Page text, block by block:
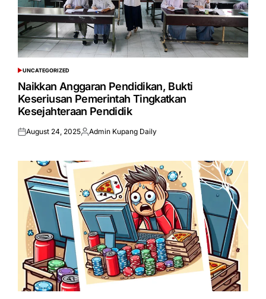
POSTED
IN
UNCATEGORIZED
Naikkan Anggaran Pendidikan, Bukti
Keseriusan Pemerintah Tingkatkan
Kesejahteraan Pendidik
Posted
August 24, 2025Posted
Admin Kupang Daily